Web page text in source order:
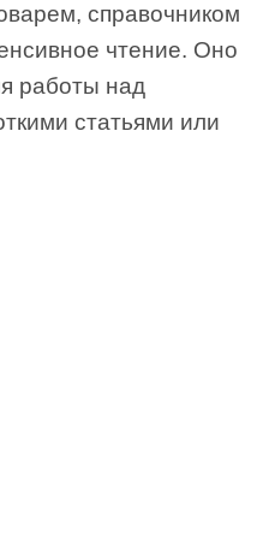
справочником
чтение. Оно
работы над
статьями или